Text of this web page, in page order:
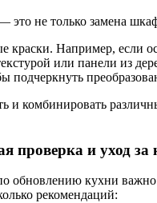
это не только замена
краски. Например, если
или панели из
подчеркнуть
и комбинировать
проверка и уход
обновлению кухни
рекомендаций: